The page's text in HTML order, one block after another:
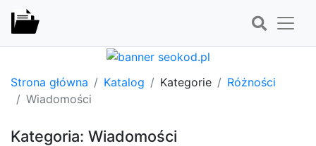
Strona główna Katalog Kategorie
Różności
Wiadomości
Kategoria: Wiadomości